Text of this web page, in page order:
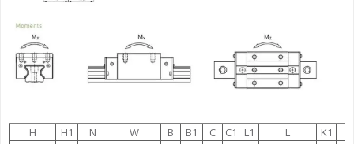
H H1 N W B B1 C C1 L1 L K1